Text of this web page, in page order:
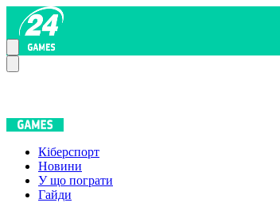
Кіберспорт
Новини
У що пограти
Гайди